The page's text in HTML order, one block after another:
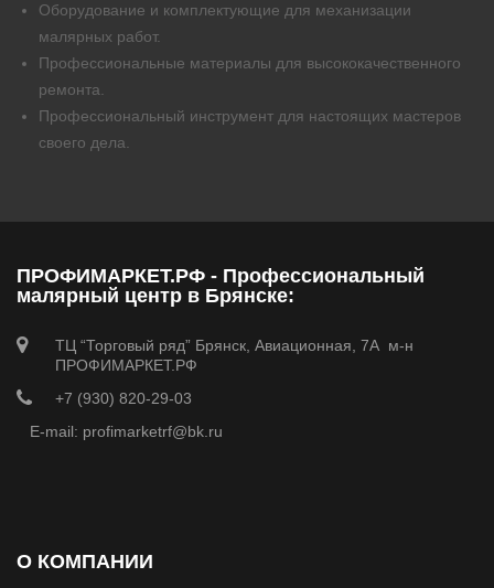
Оборудование и комплектующие для механизации
малярных работ.
Профессиональные материалы для высококачественного
ремонта.
Профессиональный инструмент для настоящих мастеров
своего дела.
ПРОФИМАРКЕТ.РФ - Профессиональный
малярный центр в Брянске:
ТЦ “Торговый ряд” Брянск, Авиационная, 7А м-н
ПРОФИМАРКЕТ.РФ
+7 (930) 820-29-03
E-mail: profimarketrf@bk.ru
О КОМПАНИИ